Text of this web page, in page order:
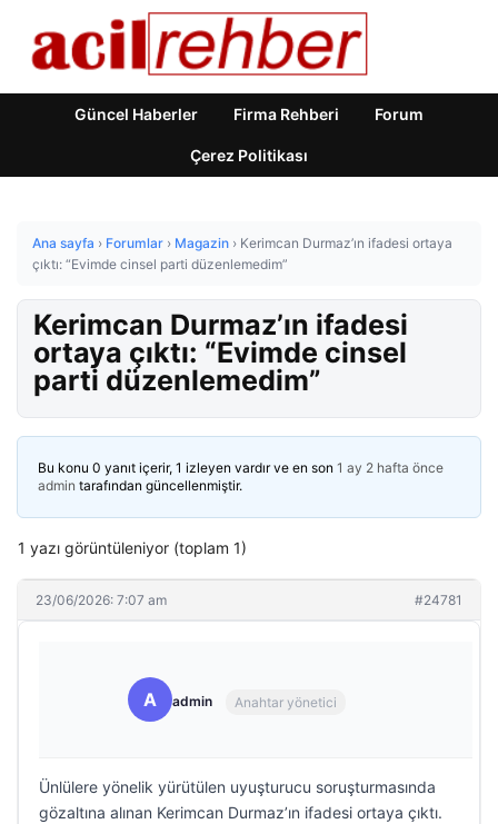
Güncel Haberler Firma Rehberi Forum
Çerez Politikası
Ana sayfa › Forumlar › Magazin › Kerimcan Durmaz’ın ifadesi ortaya
çıktı: “Evimde cinsel parti düzenlemedim”
Kerimcan Durmaz’ın ifadesi
ortaya çıktı: “Evimde cinsel
parti düzenlemedim”
Bu konu 0 yanıt içerir, 1 izleyen vardır ve en son 1 ay 2 hafta önce
admin tarafından güncellenmiştir.
1 yazı görüntüleniyor (toplam 1)
23/06/2026: 7:07 am #24781
A admin Anahtar yönetici
Ünlülere yönelik yürütülen uyuşturucu soruşturmasında
gözaltına alınan Kerimcan Durmaz’ın ifadesi ortaya çıktı.